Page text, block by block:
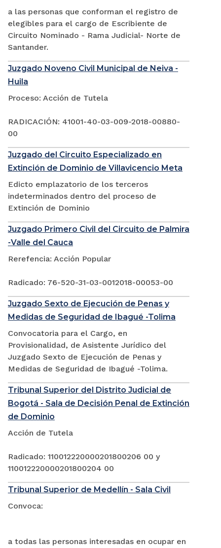
a las personas que conforman el registro de
elegibles para el cargo de Escribiente de
Circuito Nominado - Rama Judicial- Norte de
Santander.
Juzgado Noveno Civil Municipal de Neiva -
Huila
Proceso: Acción de Tutela
RADICACIÓN: 41001-40-03-009-2018-00880-
00
Juzgado del Circuito Especializado en
Extinción de Dominio de Villavicencio Meta
Edicto emplazatorio de los terceros
indeterminados dentro del proceso de
Extinción de Dominio
Juzgado Primero Civil del Circuito de Palmira
-Valle del Cauca
Rerefencia: Acción Popular
Radicado: 76-520-31-03-0012018-00053-00
Juzgado Sexto de Ejecución de Penas y
Medidas de Seguridad de Ibagué -Tolima
Convocatoria para el Cargo, en
Provisionalidad, de Asistente Jurídico del
Juzgado Sexto de Ejecución de Penas y
Medidas de Seguridad de Ibagué -Tolima.
Tribunal Superior del Distrito Judicial de
Bogotá - Sala de Decisión Penal de Extinción
de Dominio
Acción de Tutela
Radicado: 110012220000201800206 00 y
110012220000201800204 00
Tribunal Superior de Medellín - Sala Civil
Convoca:
a todas las personas interesadas en ocupar en